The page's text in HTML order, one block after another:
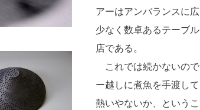
アーはアンバランスに
少なく数卓あるテーブ
店である。
これでは続かないの
ー越しに煮魚を手渡し
熱いやないか、という